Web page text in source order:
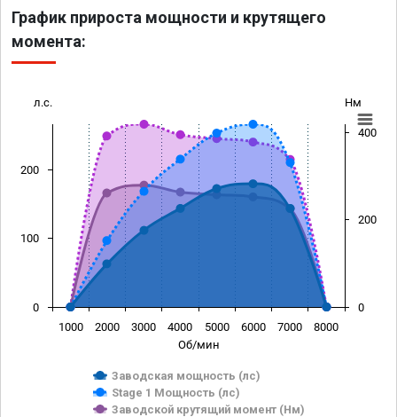
График прироста мощности и крутящего
момента:
Об/мин
л.с. Нм
Заводская мощность (лс)
Stage 1 Мощность (лс)
Заводской крутящий момент (Нм)
1000 2000 3000 4000 5000 6000 7000 8000
0
100
200
0
200
400